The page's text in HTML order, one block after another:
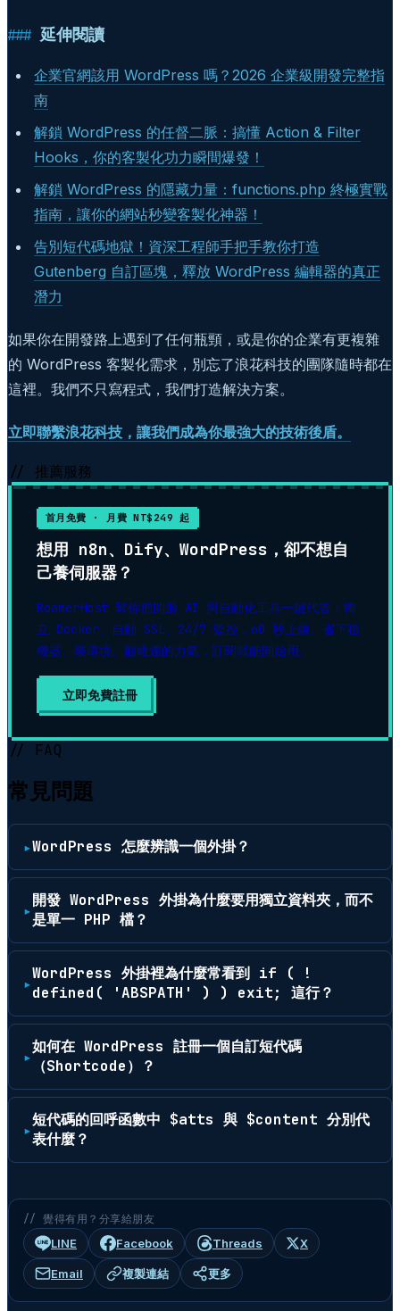
延伸閱讀
企業官網該用 WordPress 嗎？2026 企業級開發完整指
南
解鎖 WordPress 的任督二脈：搞懂 Action & Filter
Hooks，你的客製化功力瞬間爆發！
解鎖 WordPress 的隱藏力量：functions.php 終極實戰
指南，讓你的網站秒變客製化神器！
告別短代碼地獄！資深工程師手把手教你打造
Gutenberg 自訂區塊，釋放 WordPress 編輯器的真正
潛力
如果你在開發路上遇到了任何瓶頸，或是你的企業有更複雜
的 WordPress 客製化需求，別忘了浪花科技的團隊隨時都在
這裡。我們不只寫程式，我們打造解決方案。
立即聯繫浪花科技，讓我們成為你最強大的技術後盾。
// 推薦服務
首月免費 · 月費 NT$249 起
想用 n8n、Dify、WordPress，卻不想自
己養伺服器？
RoamerHost 幫你把開源 AI 與自動化工具一鍵代管：獨
立 Docker、自動 SSL、24/7 監控，60 秒上線。省下租
機器、裝環境、顧維運的力氣，訂閱就能開始用。
立即免費註冊
// FAQ
常見問題
WordPress 怎麼辨識一個外掛？
開發 WordPress 外掛為什麼要用獨立資料夾，而不
是單一 PHP 檔？
WordPress 外掛裡為什麼常看到 if ( !
defined( 'ABSPATH' ) ) exit; 這行？
如何在 WordPress 註冊一個自訂短代碼
（Shortcode）？
短代碼的回呼函數中 $atts 與 $content 分別代
表什麼？
// 覺得有用？分享給朋友
LINE Facebook Threads X
Email 複製連結 更多